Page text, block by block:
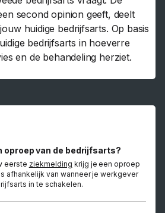
second opinion geeft, deelt
huidige bedrijfsarts. Op basis
bedrijfsarts in hoeverre
en de behandeling herziet.
oproep van de bedrijfsarts?
eerste ziekmelding krijg je een oproep
afhankelijk van wanneer je werkgever
in te schakelen.